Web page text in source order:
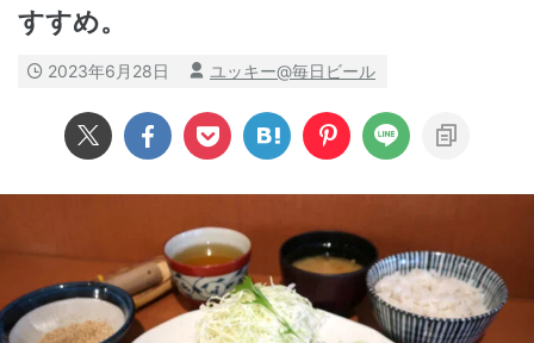
すすめ。
2023年6月28日 ユッキー@毎日ビール